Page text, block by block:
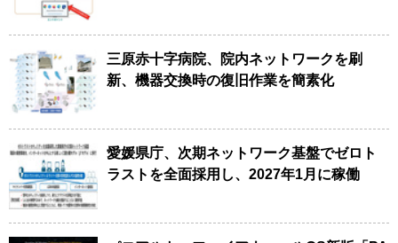
三原赤十字病院、院内ネットワークを刷
新、機器交換時の復旧作業を簡素化
愛媛県庁、次期ネットワーク基盤でゼロト
ラストを全面採用し、2027年1月に稼働